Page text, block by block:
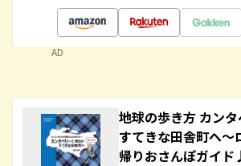
AD
地球の歩き方 カン
すてきな田舎町へ～
帰りおさんぽガイド